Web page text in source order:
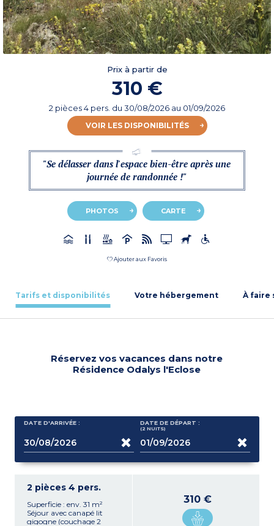
Prix à partir de
310 €
2 pièces 4 pers. du 30/08/2026 au 01/09/2026
VOIR LES DISPONIBILITÉS
"Se délasser dans l'espace bien-être après une
journée de randonnée !"
PHOTOS CARTE
Ajouter aux Favoris
Tarifs et disponibilités Votre hébergement À faire
Réservez vos vacances dans notre
Résidence Odalys l'Eclose
DATE D'ARRIVÉE : DATE DE DÉPART :
(2 NUITS)
2 pièces 4 pers.
Superficie : env. 31 m²
Séjour avec canapé lit
gigogne (couchage 2
310 €